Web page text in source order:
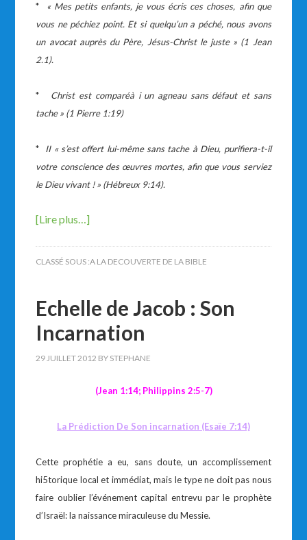
* « Mes petits enfants, je vous écris ces choses, afin que
vous ne péchiez point. Et si quelqu’un a péché, nous avons
un avocat auprès du Père, Jésus-Christ le juste » (1 Jean
2.1).
* Christ est comparéài un agneau sans défaut et sans
tache» (1 Pierre 1:19)
* II «s’est offert lui-même sans tache àDieu, purifiera-t-il
votre conscience des œuvres mortes, afin que vous serviez
le Dieu vivant !» (Hébreux 9:14).
[Lire plus…]
CLASSÉ SOUS :A LA DECOUVERTE DE LA BIBLE
Echelle de Jacob : Son
Incarnation
29 JUILLET 2012 BY STEPHANE
(Jean 1:14; Philippins 2:5-7)
La Prédiction De Son incarnation (Esaïe 7:14)
Cette prophétie a eu, sans doute, un accomplissement
hi5torique local et immédiat, mais le type ne doit pas nous
faire oublier l’événement capital entrevu par le prophète
d’Israël: la naissance miraculeuse du Messie.